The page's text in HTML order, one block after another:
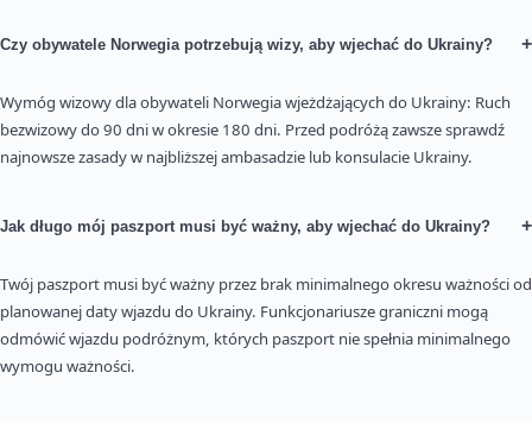
Czy obywatele Norwegia potrzebują wizy, aby wjechać do Ukrainy? +
Wymóg wizowy dla obywateli Norwegia wjeżdżających do Ukrainy: Ruch
bezwizowy do 90 dni w okresie 180 dni. Przed podróżą zawsze sprawdź
najnowsze zasady w najbliższej ambasadzie lub konsulacie Ukrainy.
Jak długo mój paszport musi być ważny, aby wjechać do Ukrainy? +
Twój paszport musi być ważny przez brak minimalnego okresu ważności od
planowanej daty wjazdu do Ukrainy. Funkcjonariusze graniczni mogą
odmówić wjazdu podróżnym, których paszport nie spełnia minimalnego
wymogu ważności.